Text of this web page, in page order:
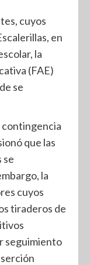
cuyos
en
la
(FAE)
se
contingencia
que las
se
la
cuyos
tiraderos de
seguimiento